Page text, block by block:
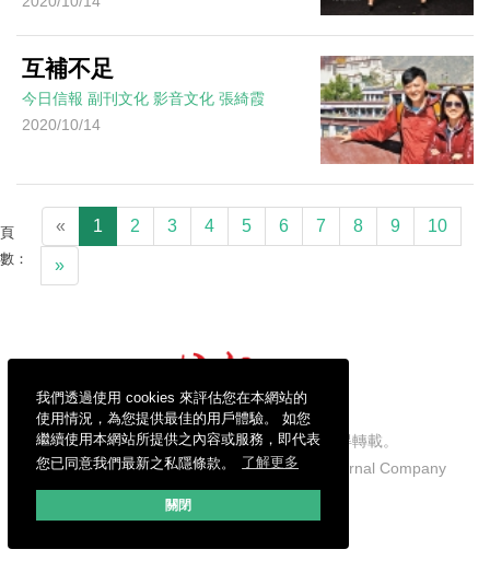
我們透過使用 cookies 來評估您在本網站的
使用情況，為您提供最佳的用戶體驗。 如您
繼續使用本網站所提供之內容或服務，即代表
您已同意我們最新之私隱條款。
了解更多
關閉
互補不足
今日信報 副刊文化 影音文化 張綺霞
2020/10/14
頁
數：
« 1 2 3 4 5 6 7 8 9 10
»
信報財經新聞有限公司版權所有，不得轉載。
Copyright © 2026 Hong Kong Economic Journal Company
Limited. All rights reserved.